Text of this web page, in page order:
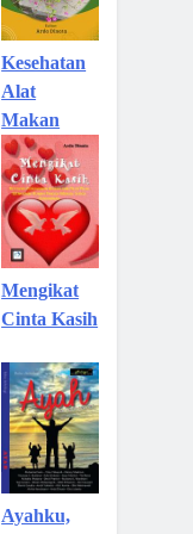
Kesehatan
Alat
Makan
Mengikat
Cinta Kasih
Ayahku,